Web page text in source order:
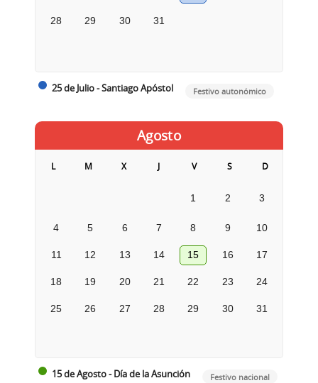
28 29 30 31
25 de Julio - Santiago Apóstol Festivo autonómico
Agosto
L M X J V S D
1 2 3
4 5 6 7 8 9 10
11 12 13 14 15 16 17
18 19 20 21 22 23 24
25 26 27 28 29 30 31
15 de Agosto - Día de la Asunción Festivo nacional